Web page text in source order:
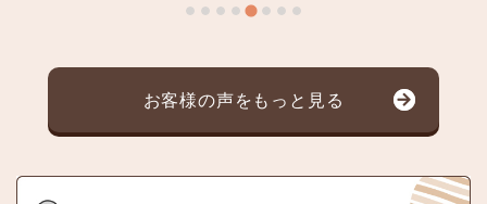
お客様の声をもっと見る